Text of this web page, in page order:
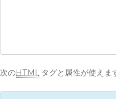
次のHTMLタグと属性が使えま